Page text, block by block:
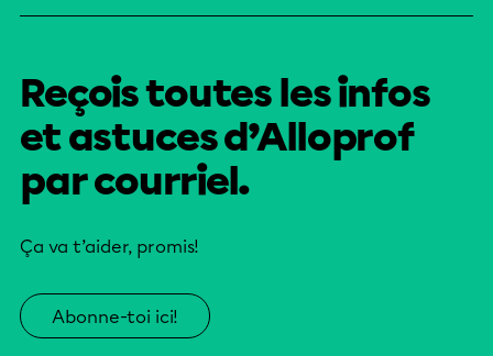
Reçois toutes les infos
et astuces d’Alloprof
par courriel.
Ça va t’aider, promis!
Abonne-toi ici!